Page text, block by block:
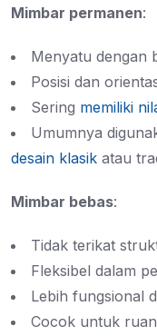
Mimbar permanen:
Menyatu dengan
Posisi dan
Sering memiliki
Umumnya
desain klasik atau
Mimbar bebas:
Tidak terikat
Fleksibel dalam
Lebih fungsional
Cocok untuk